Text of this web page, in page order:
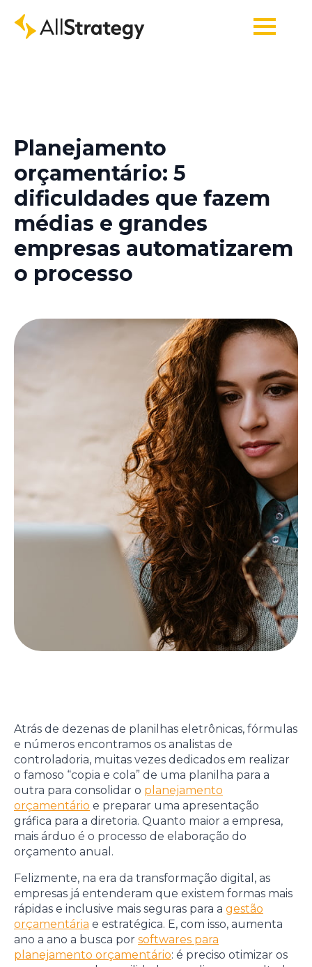
Planejamento
orçamentário: 5
dificuldades que fazem
médias e grandes
empresas automatizarem
o processo
Atrás de dezenas de planilhas eletrônicas, fórmulas
e números encontramos os analistas de
controladoria, muitas vezes dedicados em realizar
o famoso “copia e cola” de uma planilha para a
outra para consolidar o planejamento
orçamentário e preparar uma apresentação
gráfica para a diretoria. Quanto maior a empresa,
mais árduo é o processo de elaboração do
orçamento anual.
Felizmente, na era da transformação digital, as
empresas já entenderam que existem formas mais
rápidas e inclusive mais seguras para a gestão
orçamentária e estratégica. E, com isso, aumenta
ano a ano a busca por softwares para
planejamento orçamentário: é preciso otimizar os